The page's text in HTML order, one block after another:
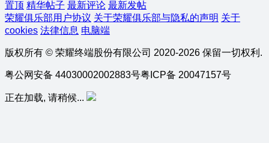
置顶 精华帖子 最新评论 最新发帖
荣耀俱乐部用户协议 关于荣耀俱乐部与隐私的声明 关于
cookies 法律信息 电脑端
版权所有 © 荣耀终端股份有限公司 2020-2026 保留一切权利.
粤公网安备 44030002002883号粤ICP备 20047157号
正在加载, 请稍候...